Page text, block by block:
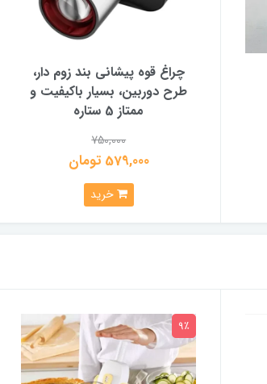
چراغ قوه پیشانی بند زوم دار،
طرح دوربین، بسیار باکیفیت و
ممتاز 5 ستاره
750,000
579,000 تومان
خرید
9٪